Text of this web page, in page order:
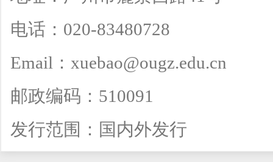
电话：020-83480728
Email：xuebao@ougz.edu.cn
邮政编码：510091
发行范围：国内外发行